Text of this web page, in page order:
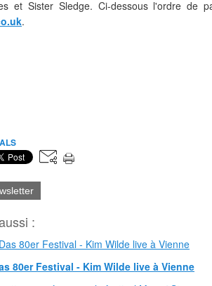
et Sister Sledge. Ci-dessous l'ordre de
.
:
80er Festival - Kim Wilde live à Vienne